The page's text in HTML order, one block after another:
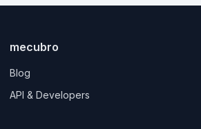
mecubro
Blog
API & Developers